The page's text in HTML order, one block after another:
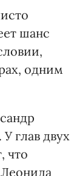
шанс
одним
глав двух
что